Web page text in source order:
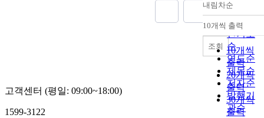
정확도
순
인기도
순
연도순
제목순
저자순
발행기
관순
내림차순
내림차순
10개씩 출력
10개씩
출력
20개씩
출력
30개씩
출력
조회
고객센터 (평일: 09:00~18:00)
1599-3122